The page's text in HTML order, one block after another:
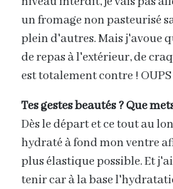
un fromage non pasteurisé
plein d'autres. Mais j'avoue
de repas à l'extérieur, de
est totalement contre !
Tes gestes beautés ? Que
Dès le départ et ce tout au
hydraté à fond mon ventre
plus élastique possible. Et
tenir car à la base